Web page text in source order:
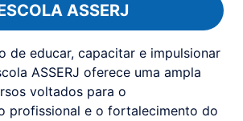
ASSERJ
de educar, capacitar e impulsionar
ASSERJ oferece uma ampla
voltados para o
profissional e o fortalecimento do